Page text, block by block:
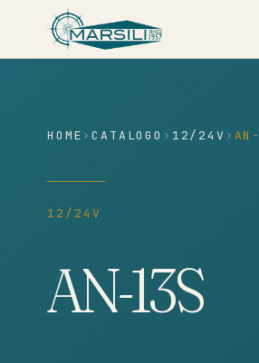
contenuto
HOME ›CATALOGO › 12/24V ›
12/24V
AN-13S